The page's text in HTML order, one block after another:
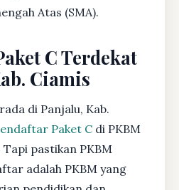
Atas (SMA).
C Terdekat
Ciamis
di Panjalu, Kab.
Paket C di PKBM
pastikan PKBM
adalah PKBM yang